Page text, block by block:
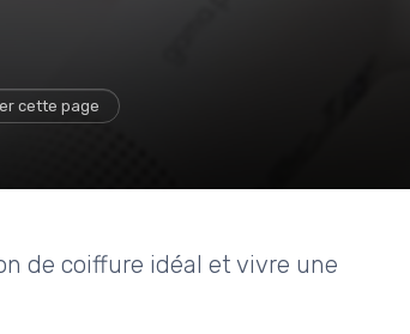
cette page
de coiffure idéal et vivre une